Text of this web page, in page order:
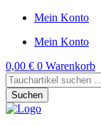
Mein Konto
Mein Konto
0,00 € 0 Warenkorb
Products
search
Suchen